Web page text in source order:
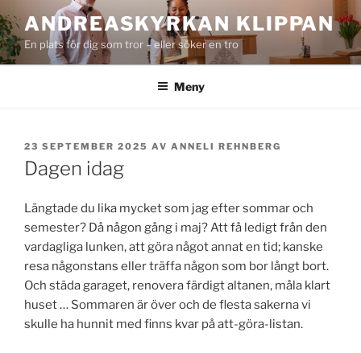
till
innehåll
ANDREASKYRKAN KLIPPAN
En plats för dig som tror – eller söker en tro
Meny
PUBLICERAT
23 SEPTEMBER 2025 AV ANNELI REHNBERG
Dagen idag
Längtade du lika mycket som jag efter sommar och
semester? Då någon gång i maj? Att få ledigt från den
vardagliga lunken, att göra något annat en tid; kanske
resa någonstans eller träffa någon som bor långt bort.
Och städa garaget, renovera färdigt altanen, måla klart
huset … Sommaren är över och de flesta sakerna vi
skulle ha hunnit med finns kvar på att-göra-listan.